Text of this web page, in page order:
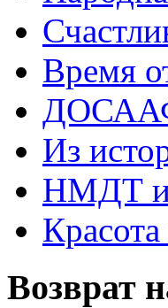
Время
Из
НМДТ
Возврат